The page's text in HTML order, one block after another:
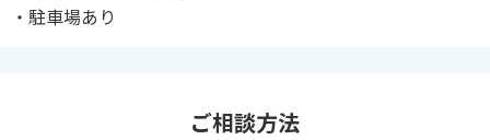
・駐車場あり
ご相談方法